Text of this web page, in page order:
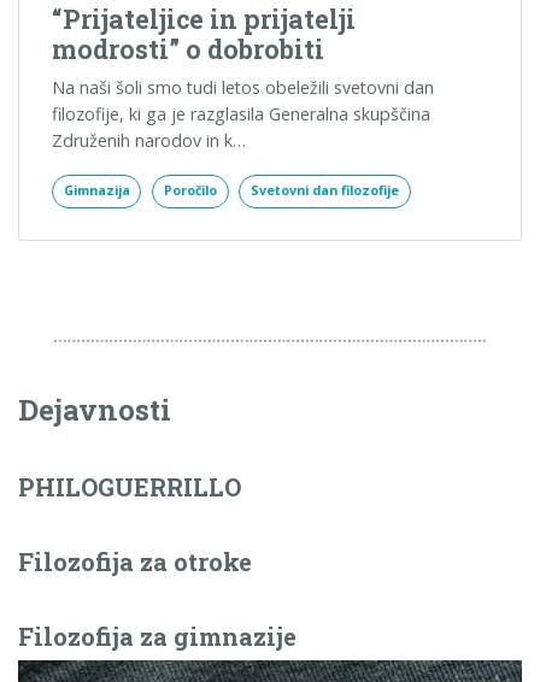
“Prijateljice in prijatelji
modrosti” o dobrobiti
Na naši šoli smo tudi letos obeležili svetovni dan
filozofije, ki ga je razglasila Generalna skupščina
Združenih narodov in k…
Gimnazija Poročilo Svetovni dan filozofije
Dejavnosti
PHILOGUERRILLO
Filozofija za otroke
Filozofija za gimnazije